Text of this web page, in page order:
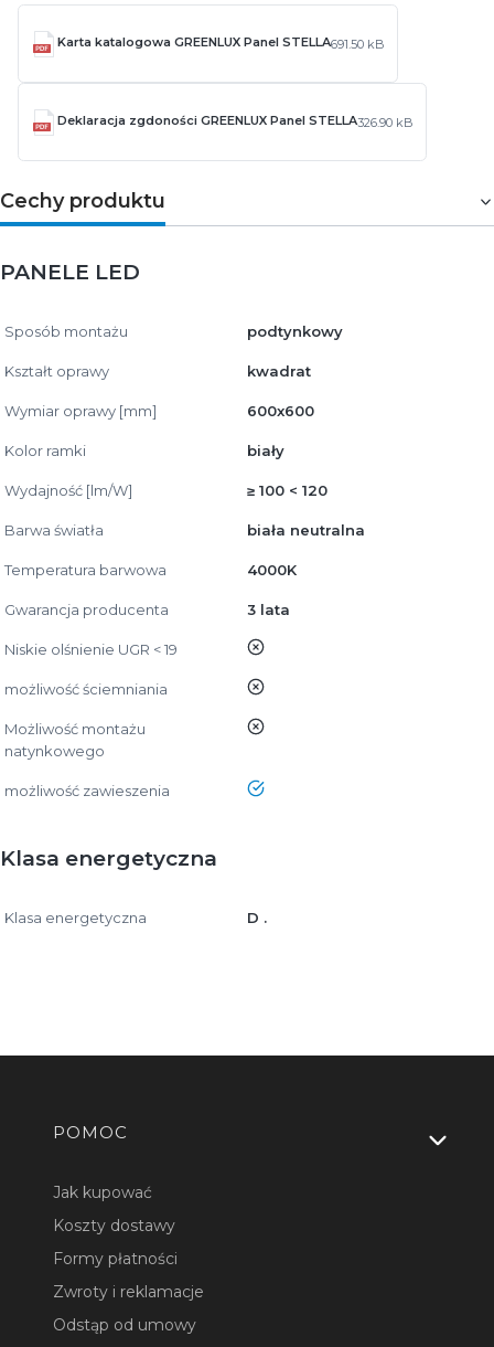
Karta katalogowa GREENLUX Panel STELLA691.50 kB
Deklaracja zgdoności GREENLUX Panel STELLA326.90 kB
Cechy produktu
PANELE LED
Sposób montażu podtynkowy
Kształt oprawy kwadrat
Wymiar oprawy [mm] 600x600
Kolor ramki biały
Wydajność [lm/W] ≥ 100 < 120
Barwa światła biała neutralna
Temperatura barwowa 4000K
Gwarancja producenta 3 lata
Niskie olśnienie UGR < 19 nie
możliwość ściemniania nie
Możliwość montażu
natynkowego
nie
możliwość zawieszenia tak
Klasa energetyczna
Klasa energetyczna D .
Linki w stopce
POMOC
Jak kupować
Koszty dostawy
Formy płatności
Zwroty i reklamacje
Odstąp od umowy